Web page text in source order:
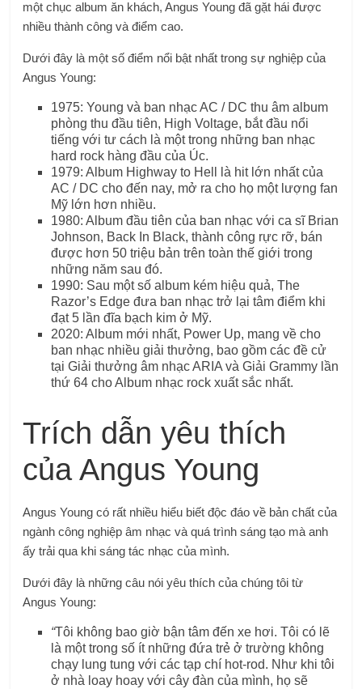
một chục album ăn khách, Angus Young đã gặt hái được
nhiều thành công và điểm cao.
Dưới đây là một số điểm nổi bật nhất trong sự nghiệp của
Angus Young:
1975: Young và ban nhạc AC / DC thu âm album
phòng thu đầu tiên, High Voltage, bắt đầu nổi
tiếng với tư cách là một trong những ban nhạc
hard rock hàng đầu của Úc.
1979: Album Highway to Hell là hit lớn nhất của
AC / DC cho đến nay, mở ra cho họ một lượng fan
Mỹ lớn hơn nhiều.
1980: Album đầu tiên của ban nhạc với ca sĩ Brian
Johnson, Back In Black, thành công rực rỡ, bán
được hơn 50 triệu bản trên toàn thế giới trong
những năm sau đó.
1990: Sau một số album kém hiệu quả, The
Razor’s Edge đưa ban nhạc trở lại tâm điểm khi
đạt 5 lần đĩa bạch kim ở Mỹ.
2020: Album mới nhất, Power Up, mang về cho
ban nhạc nhiều giải thưởng, bao gồm các đề cử
tại Giải thưởng âm nhạc ARIA và Giải Grammy lần
thứ 64 cho Album nhạc rock xuất sắc nhất.
Trích dẫn yêu thích
của Angus Young
Angus Young có rất nhiều hiểu biết độc đáo về bản chất của
ngành công nghiệp âm nhạc và quá trình sáng tạo mà anh
ấy trải qua khi sáng tác nhạc của mình.
Dưới đây là những câu nói yêu thích của chúng tôi từ
Angus Young:
“Tôi không bao giờ bận tâm đến xe hơi. Tôi có lẽ
là một trong số ít những đứa trẻ ở trường không
chạy lung tung với các tạp chí hot-rod. Như khi tôi
ở nhà loay hoay với cây đàn của mình, họ sẽ